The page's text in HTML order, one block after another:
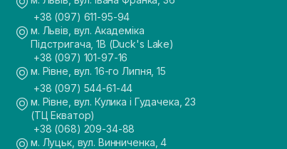
+38 (097) 611-95-94
м. Львів, вул. Академіка
Підстригача, 1В (Duck's Lake)
+38 (097) 101-97-16
м. Рівне, вул. 16-го Липня, 15
+38 (097) 544-61-44
м. Рівне, вул. Кулика і Гудачека, 23
(ТЦ Екватор)
+38 (068) 209-34-88
м. Луцьк, вул. Винниченка, 4